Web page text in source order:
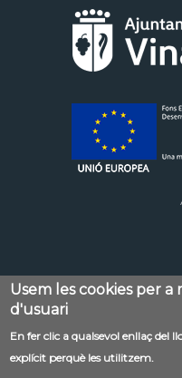
Menú
al
Contacte Avís
Accessibilitat
Usem les cookies per
d'usuari
En fer clic a qualsevol enllaç del
explícit perquè les utilitzem.